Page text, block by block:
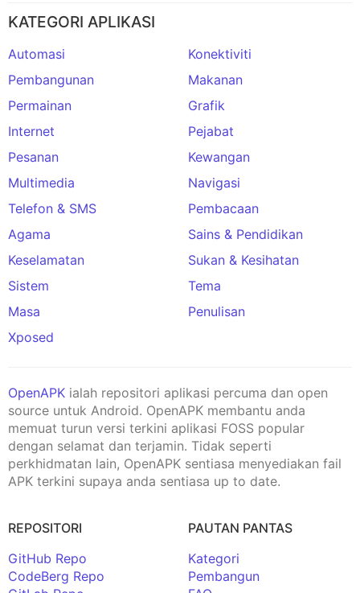
KATEGORI APLIKASI
Automasi
Konektiviti
Pembangunan
Makanan
Permainan
Grafik
Internet
Pejabat
Pesanan
Kewangan
Multimedia
Navigasi
Telefon & SMS
Pembacaan
Agama
Sains & Pendidikan
Keselamatan
Sukan & Kesihatan
Sistem
Tema
Masa
Penulisan
Xposed
OpenAPK ialah repositori aplikasi percuma dan open
source untuk Android. OpenAPK membantu anda
memuat turun versi terkini aplikasi FOSS popular
dengan selamat dan terjamin. Tidak seperti
perkhidmatan lain, OpenAPK sentiasa menyediakan fail
APK terkini supaya anda sentiasa up to date.
REPOSITORI
GitHub Repo
CodeBerg Repo
PAUTAN PANTAS
Kategori
Pembangun